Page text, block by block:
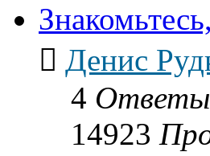
Денис
4 Ответы
14923